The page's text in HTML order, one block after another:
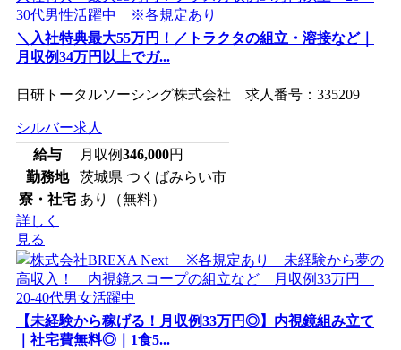
＼入社特典最大55万円！／トラクタの組立・溶接など｜
月収例34万円以上でガ...
日研トータルソーシング株式会社 求人番号：335209
シルバー求人
給与
月収例346,000円
勤務地
茨城県 つくばみらい市
寮・社宅 あり（無料）
詳しく
見る
【未経験から稼げる！月収例33万円◎】内視鏡組み立て
｜社宅費無料◎｜1食5...